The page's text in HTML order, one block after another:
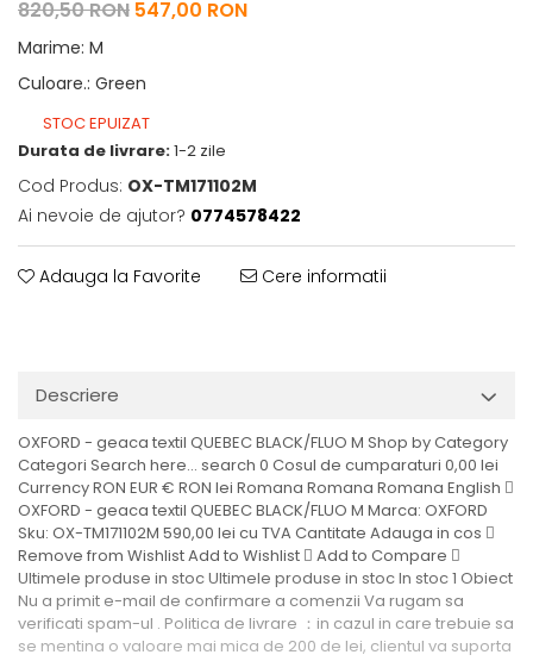
820,50 RON 547,00 RON
Marime: M
Culoare.: Green
STOC EPUIZAT
Durata de livrare:1-2 zile
Cod Produs: OX-TM171102M
Ai nevoie de ajutor? 0774578422
Adauga la Favorite Cere informatii
Descriere
OXFORD - geaca textil QUEBEC BLACK/FLUO M Shop by Category
Categori Search here... search 0 Cosul de cumparaturi 0,00 lei
Currency RON EUR € RON lei Romana Romana Romana English 
OXFORD - geaca textil QUEBEC BLACK/FLUO M Marca: OXFORD
Sku: OX-TM171102M 590,00 lei cu TVA Cantitate Adauga in cos 
Remove from Wishlist Add to Wishlist  Add to Compare 
Ultimele produse in stoc Ultimele produse in stoc In stoc 1 Obiect
Nu a primit e-mail de confirmare a comenzii Va rugam sa
verificati spam-ul . Politica de livrare ：in cazul in care trebuie sa
se mentina o valoare mai mica de 200 de lei, clientul va suporta